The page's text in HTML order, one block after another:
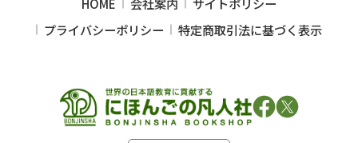
プライバシーポリシー
特定商取引法に基づく表示